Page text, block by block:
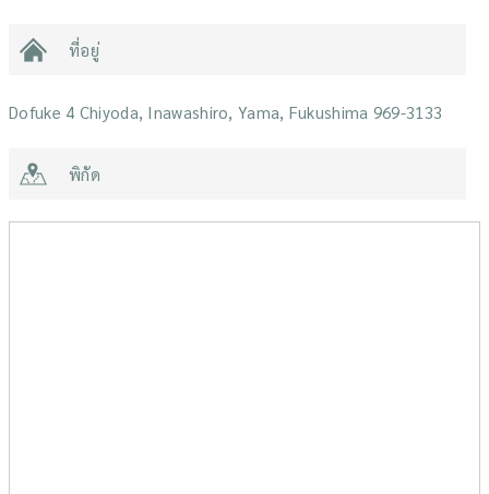
ที่อยู่
Dofuke 4 Chiyoda, Inawashiro, Yama, Fukushima 969-3133
พิกัด